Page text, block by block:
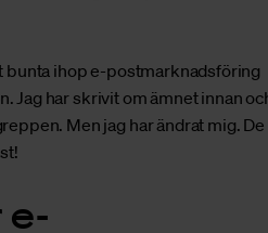
bunta ihop e-postmarknadsföring
. Jag har skrivit om ämnet innan
Men jag har ändrat mig. De
e-